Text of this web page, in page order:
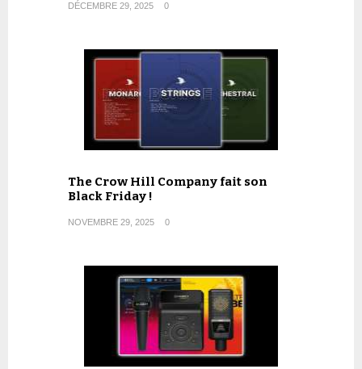
DÉCEMBRE 29, 2025 0
The Crow Hill Company fait son
Black Friday !
NOVEMBRE 29, 2025 0